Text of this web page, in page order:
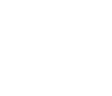
ものいたっ